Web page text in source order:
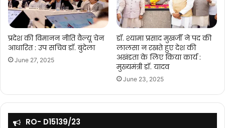
प्रदेश की विमानन नीति वैल्यू चेन
आधारित : उप सचिव डॉ. बुंदेला
June 27, 2025
डॉ. श्यामा प्रसाद मुखर्जी ने पद की
लालसा न रखते हुए देश की
अखंडता के लिए किया कार्य :
मुख्यमंत्री डॉ. यादव
June 23, 2025
RO- D15139/23